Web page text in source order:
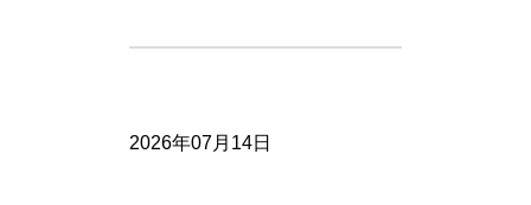
2026年07月14日